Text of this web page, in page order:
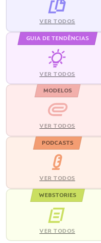
VER TODOS
GUIA DE TENDÊNCIAS
VER TODOS
MODELOS
VER TODOS
PODCASTS
VER TODOS
WEBSTORIES
VER TODOS